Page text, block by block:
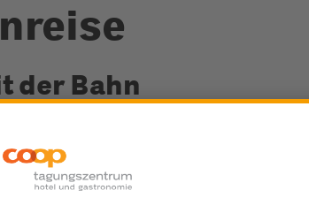
der Bahn
die stadtnahe Lage ist das Coop
sowohl mit den öffentlichen
wie auch mit dem Auto